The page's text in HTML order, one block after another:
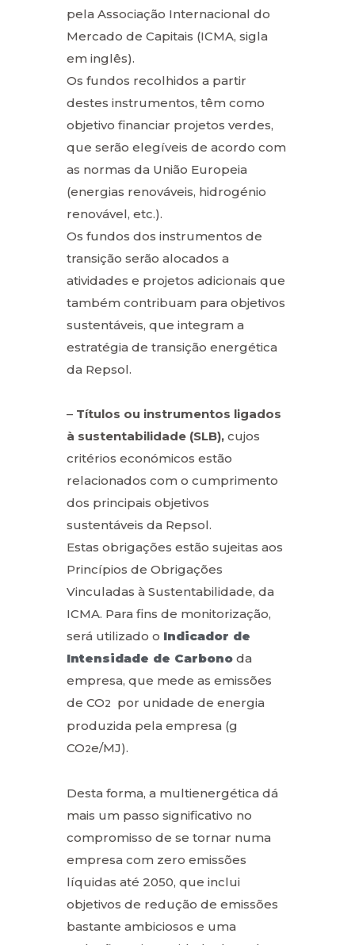
pela Associação Internacional do
Mercado de Capitais (ICMA, sigla
em inglês).
Os fundos recolhidos a partir
destes instrumentos, têm como
objetivo financiar projetos verdes,
que serão elegíveis de acordo com
as normas da União Europeia
(energias renováveis, hidrogénio
renovável, etc.).
Os fundos dos instrumentos de
transição serão alocados a
atividades e projetos adicionais que
também contribuam para objetivos
sustentáveis, que integram a
estratégia de transição energética
da Repsol.
– Títulos ou instrumentos ligados
à sustentabilidade (SLB), cujos
critérios económicos estão
relacionados com o cumprimento
dos principais objetivos
sustentáveis da Repsol.
Estas obrigações estão sujeitas aos
Princípios de Obrigações
Vinculadas à Sustentabilidade, da
ICMA. Para fins de monitorização,
será utilizado o Indicador de
Intensidade de Carbono da
empresa, que mede as emissões
de CO2
por unidade de energia
produzida pela empresa (g
CO2e/MJ).
Desta forma, a multienergética dá
mais um passo significativo no
compromisso de se tornar numa
empresa com zero emissões
líquidas até 2050, que inclui
objetivos de redução de emissões
bastante ambiciosos e uma